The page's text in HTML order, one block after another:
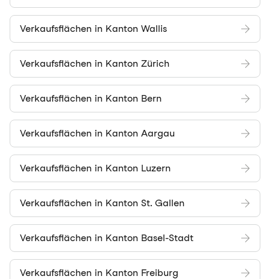
Verkaufsflächen in Kanton Wallis
Verkaufsflächen in Kanton Zürich
Verkaufsflächen in Kanton Bern
Verkaufsflächen in Kanton Aargau
Verkaufsflächen in Kanton Luzern
Verkaufsflächen in Kanton St. Gallen
Verkaufsflächen in Kanton Basel-Stadt
Verkaufsflächen in Kanton Freiburg